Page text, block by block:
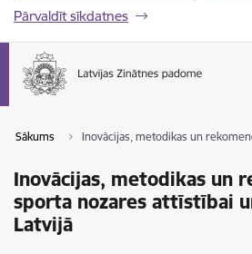
Pārvaldīt sīkdatnes
Sākums Inovācijas, metodikas un
Inovācijas, metodikas un
sporta nozares attīstībai
Latvijā